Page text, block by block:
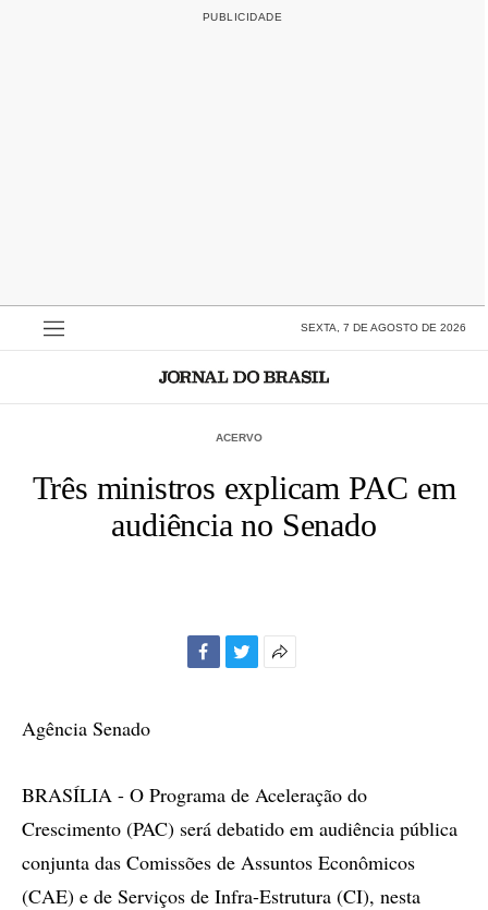
SEXTA, 7 DE AGOSTO DE 2026
ACERVO
Três ministros explicam PAC em
audiência no Senado
Agência Senado
BRASÍLIA - O Programa de Aceleração do
Crescimento (PAC) será debatido em audiência pública
conjunta das Comissões de Assuntos Econômicos
(CAE) e de Serviços de Infra-Estrutura (CI), nesta